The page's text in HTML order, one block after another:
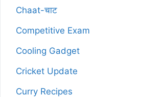
Chaat-चाट
Competitive Exam
Cooling Gadget
Cricket Update
Curry Recipes